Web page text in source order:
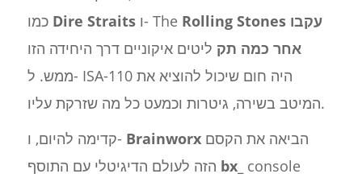
כמו Dire Straits ו- The Rolling Stones עקבו
אחר כמה תק ליטים איקוניים דרך היחידה הזו
ממש. ל- ISA-110 היה חום שיכול להוציא את
המיטב בשירה, גיטרות וכמעט כל מה שזרקת עליו.
קדימה להיום, ו- Brainworxהביאה את הקסם
bx_ console